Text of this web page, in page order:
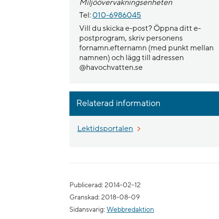
Miljöövervakningsenheten
Tel: 010-6986045
Vill du skicka e-post? Öppna ditt e-
postprogram, skriv personens
fornamn.efternamn (med punkt mellan
namnen) och lägg till adressen
@havochvatten.se
Relaterad information
Lektidsportalen
Publicerad: 2014-02-12
Granskad: 2018-08-09
Sidansvarig: Webbredaktion